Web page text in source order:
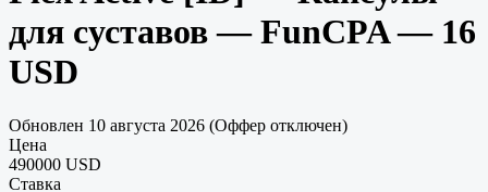
для суставов — FunCPA — 16
USD
Обновлен 10 августа 2026 (Оффер отключен)
Цена
490000 USD
Ставка